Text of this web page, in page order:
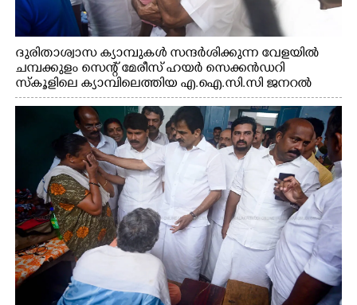
ദുരിതാശ്വാസ ക്യാമ്പുകൾ സന്ദർശിക്കുന്ന വേളയിൽ
ചമ്പക്കുളം സെന്റ് മേരീസ് ഹയർ സെക്കൻഡറി
സ്കൂളിലെ ക്യാമ്പിലെത്തിയ എ.ഐ.സി.സി ജനറൽ
സെക്രട്ടറി കെ.സി വേണുഗോപാൽ എം.പി കുരുന്നിനെ
എടുത്ത് ലാളിച്ചപ്പോൾ. സഹകരണ-എക്സൈസ്
വകുപ്പ് മന്ത്രി എം. ലിജു, കൃഷിവകുപ്പ് മന്ത്രി ടി. സിദ്ദിഖ്,
റെജി ചെറിയാൻ എം. എൽ. എ എന്നിവർ സമീപം